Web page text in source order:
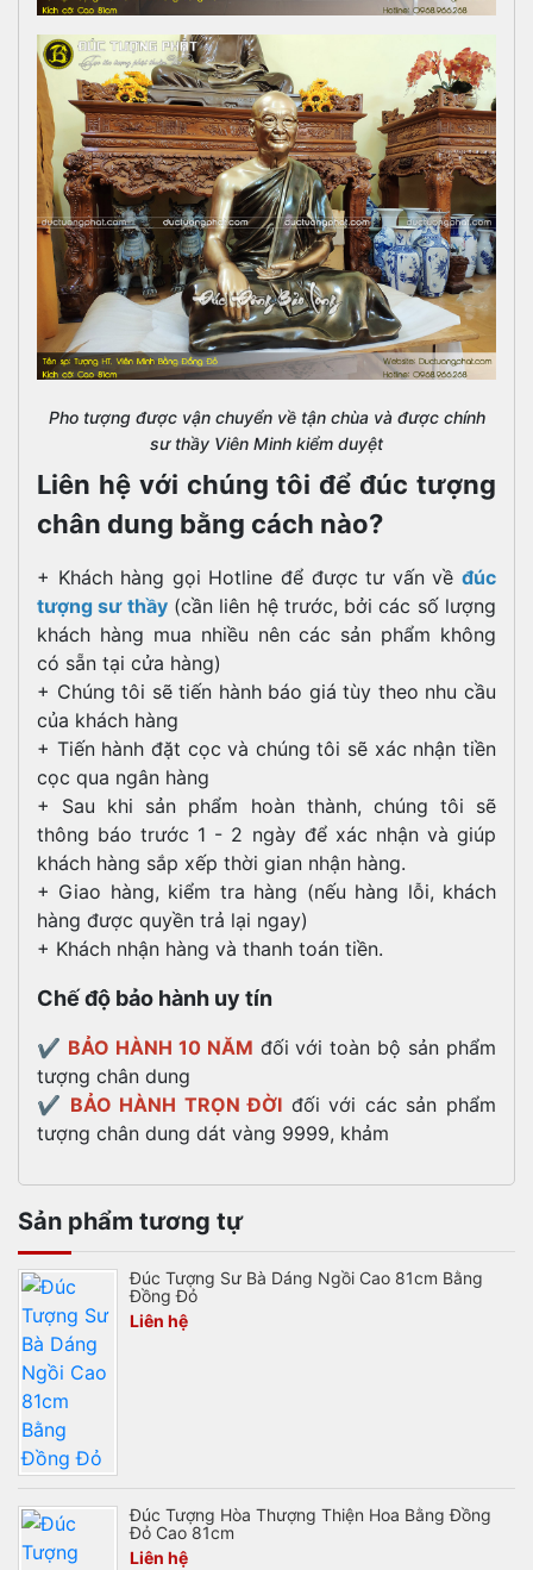
Pho tượng được vận chuyển về tận chùa và được chính
sư thầy Viên Minh kiểm duyệt
Liên hệ với chúng tôi để đúc tượng
chân dung bằng cách nào?
+ Khách hàng gọi Hotline để được tư vấn về đúc
tượng sư thầy(cần liên hệ trước, bởi các số lượng
khách hàng mua nhiều nên các sản phẩm không
có sẵn tại cửa hàng)
+ Chúng tôi sẽ tiến hành báo giá tùy theo nhu cầu
của khách hàng
+ Tiến hành đặt cọc và chúng tôi sẽ xác nhận tiền
cọc qua ngân hàng
+ Sau khi sản phẩm hoàn thành, chúng tôi sẽ
thông báo trước 1 - 2 ngày để xác nhận và giúp
khách hàng sắp xếp thời gian nhận hàng.
+ Giao hàng, kiểm tra hàng (nếu hàng lỗi, khách
hàng được quyền trả lại ngay)
+ Khách nhận hàng và thanh toán tiền.
Chế độ bảo hành uy tín
✔️ BẢO HÀNH 10 NĂM đối với toàn bộ sản phẩm
tượng chân dung
✔️ BẢO HÀNH TRỌN ĐỜI đối với các sản phẩm
tượng chân dung dát vàng 9999, khảm
Sản phẩm tương tự
Đúc Tượng Sư Bà Dáng Ngồi Cao 81cm Bằng
Đồng Đỏ
Liên hệ
Đúc Tượng Hòa Thượng Thiện Hoa Bằng Đồng
Đỏ Cao 81cm
Liên hệ